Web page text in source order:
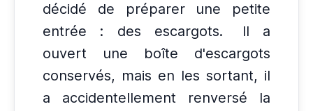
décidé de préparer une petite
entrée : des escargots.
Il a
ouvert une boîte d'escargots
conservés, mais en les sortant, il
a accidentellement renversé la